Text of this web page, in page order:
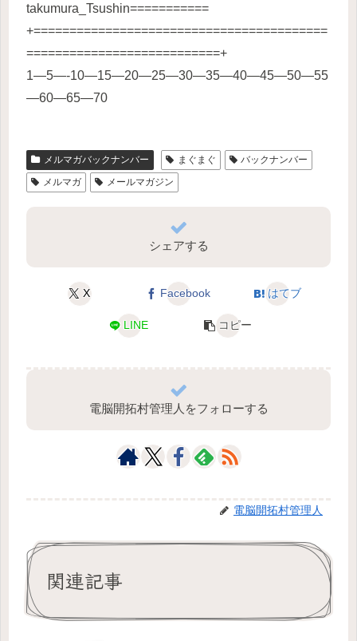
takumura_Tsushin===========
+=========================================
===========================+
1—5—-10—15—20—25—30—35—40—45—50—55
—60—65—70
メルマガバックナンバー まぐまぐ
バックナンバー
メルマガ
メールマガジン
シェアする
X Facebook はてブ
LINE コピー
電脳開拓村管理人をフォローする
電脳開拓村管理人
関連記事